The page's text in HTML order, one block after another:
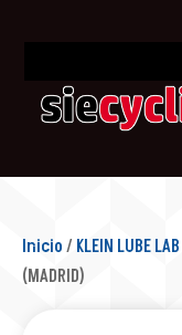
Inicio/ KLEIN LUBE LAB
(MADRID)